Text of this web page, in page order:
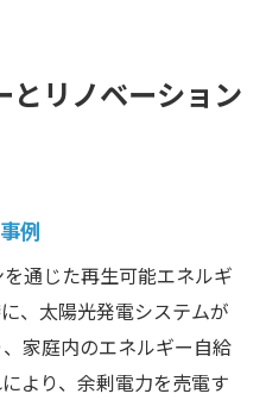
とリノベーション
例
通じた再生可能エネルギ
、太陽光発電システムが
家庭内のエネルギー自給
より、余剰電力を売電す